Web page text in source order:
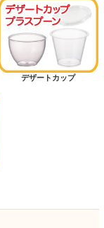
デザートカップ